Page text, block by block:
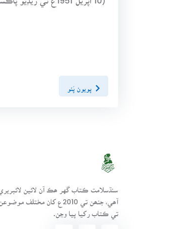
پويون پَنو
سنڌسلامت ڪتاب گهر ھڪ آن لائين لائبريري
آھي، جنھن تي 2010ع کان مختلف موضوعن
تي ڪتاب رکيا پيا وڃن.